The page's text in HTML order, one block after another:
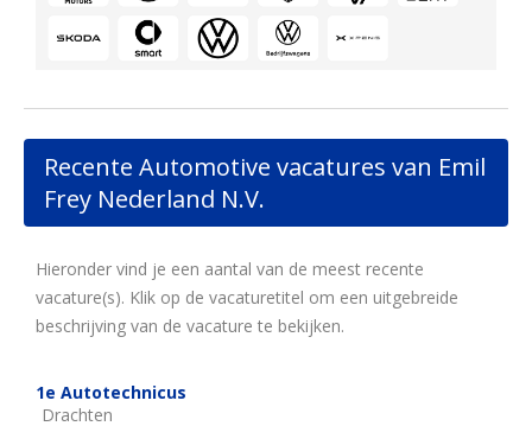
Recente Automotive vacatures van Emil
Frey Nederland N.V.
Hieronder vind je een aantal van de meest recente
vacature(s). Klik op de vacaturetitel om een uitgebreide
beschrijving van de vacature te bekijken.
1e Autotechnicus
Drachten